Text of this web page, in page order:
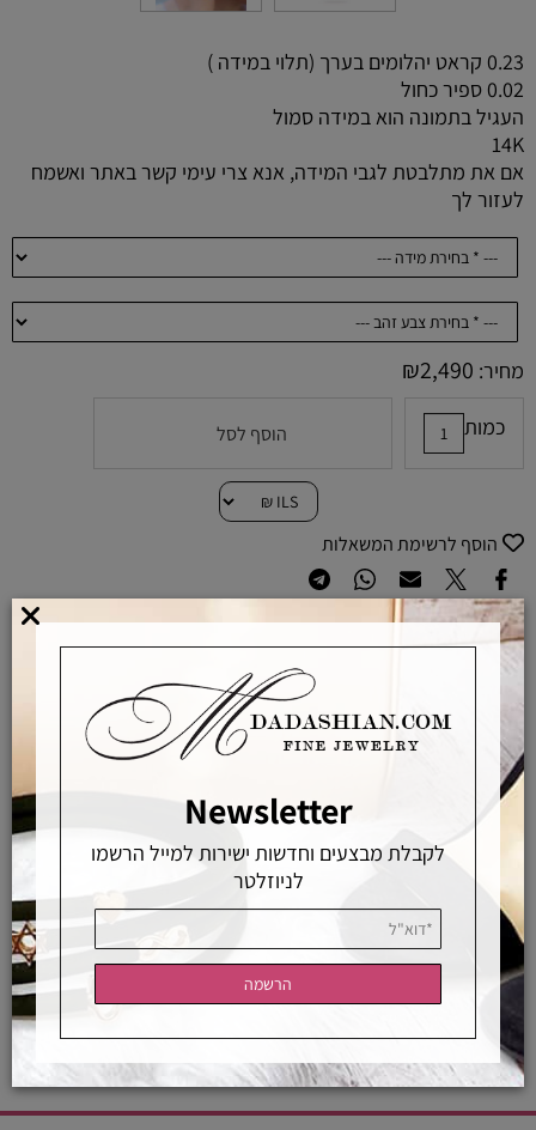
0.23 קראט יהלומים בערך (תלוי במידה )
0.02 ספיר כחול
העגיל בתמונה הוא במידה סמול
14K
אם את מתלבטת לגבי המידה, אנא צרי עימי קשר באתר ואשמח
לעזור לך
מחיר: ₪2,490
כמות הוסף לסל
הוסף לרשימת המשאלות
מוצרים באחראיות בלעדית
מוצרים מקוריים ללא זיופים
משלוחים מהירים
אפשרויות החלפה / החזרה
אחראיות בלעדית משלוחים מהירים רכישה מאובטחת
Newsletter
לקבלת מבצעים וחדשות ישירות למייל הרשמו
לניוזלטר